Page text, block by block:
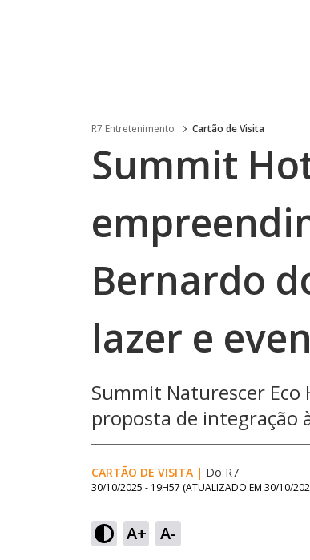
R7 Entretenimento Cartão de Visita
Summit
Bernardo
lazer e
Summit Naturescer Eco
proposta de integração
CARTÃO DE VISITA | Do R7
30/10/2025 - 19H57 (ATUALIZADO EM 30/10/
A+ A-